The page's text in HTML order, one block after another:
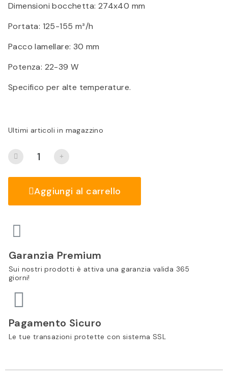
Dimensioni bocchetta: 274x40 mm
Portata: 125-155 m³/h
Pacco lamellare: 30 mm
Potenza: 22-39 W
Specifico per alte temperature.
Ultimi articoli in magazzino
Aggiungi al carrello
Garanzia Premium
Sui nostri prodotti è attiva una garanzia valida 365
giorni!
Pagamento Sicuro
Le tue transazioni protette con sistema SSL